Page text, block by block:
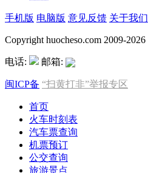
手机版 电脑版 意见反馈 关于我们
Copyright huocheso.com 2009-2026
电话: 邮箱:
闽ICP备 “扫黄打非”举报专区
首页
火车时刻表
汽车票查询
机票预订
公交查询
旅游景点